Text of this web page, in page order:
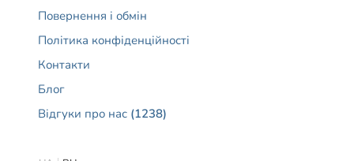
Повернення і обмін
Політика конфіденційності
Контакти
Блог
Відгуки про нас (1238)